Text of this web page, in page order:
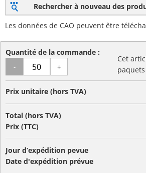
Rechercher à nouveau des
Les données de CAO peuvent être
Quantité de la commande :
- +
Cet
Prix unitaire (hors TVA)
Total (hors TVA)
Prix (TTC)
Jour d’expédition pevue
Date d'expédition prévue